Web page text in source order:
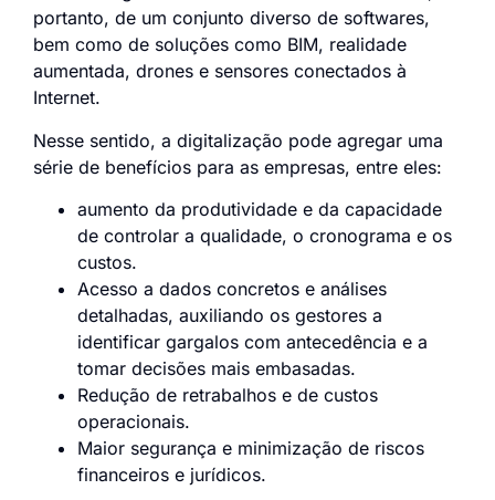
portanto, de um conjunto diverso de softwares,
bem como de soluções como BIM, realidade
aumentada, drones e sensores conectados à
Internet.
Nesse sentido, a digitalização pode agregar uma
série de benefícios para as empresas, entre eles:
aumento da produtividade e da capacidade
de controlar a qualidade, o cronograma e os
custos.
Acesso a dados concretos e análises
detalhadas, auxiliando os gestores a
identificar gargalos com antecedência e a
tomar decisões mais embasadas.
Redução de retrabalhos e de custos
operacionais.
Maior segurança e minimização de riscos
financeiros e jurídicos.